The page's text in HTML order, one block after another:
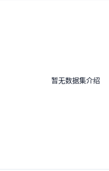
暂无数据集介绍